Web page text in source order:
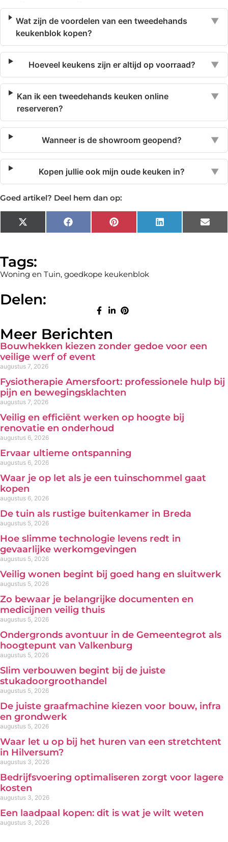
Wat zijn de voordelen van een tweedehands
keukenblok kopen?
▼
Hoeveel keukens zijn er altijd op voorraad? ▼
Kan ik een tweedehands keuken online
reserveren?
▼
Wanneer is de showroom geopend? ▼
Kopen jullie ook mijn oude keuken in? ▼
Goed artikel? Deel hem dan op:
X
(Twitter)
Facebook Pinterest LinkedIn
Tags:
Woning en Tuin, goedkope keukenblok
Delen:
Meer Berichten
Bouwhekken kiezen zonder gedoe voor een
veilige werf of event
augustus 7, 2026
Fysiotherapie Amersfoort: professionele hulp bij
pijn en bewegingsklachten
augustus 7, 2026
Veilig en efficiënt werken op hoogte bij
renovatie en onderhoud
augustus 6, 2026
Ervaar ultieme ontspanning
augustus 6, 2026
Waar je op let als je een tuinschommel gaat
kopen
augustus 6, 2026
De tuin als rustige buitenkamer in Breda
augustus 5, 2026
Hoe slimme technologie levens redt in
gevaarlijke werkomgevingen
augustus 5, 2026
Veilig wonen begint bij goed hang en sluitwerk
augustus 5, 2026
Zo bewaar je belangrijke documenten en
medicijnen veilig thuis
augustus 5, 2026
Ondergronds avontuur in de Gemeentegrot als
hoogtepunt van Valkenburg
augustus 5, 2026
Slim verbouwen begint bij de juiste
stukadoorgroothandel
augustus 5, 2026
De juiste graafmachine kiezen voor bouw, infra
en grondwerk
augustus 5, 2026
Waar let u op bij het huren van een stretchtent
in Hilversum?
augustus 3, 2026
Bedrijfsvoering optimaliseren zorgt voor lagere
kosten
augustus 3, 2026
Een laadpaal kopen: dit is wat je wilt weten
augustus 3, 2026